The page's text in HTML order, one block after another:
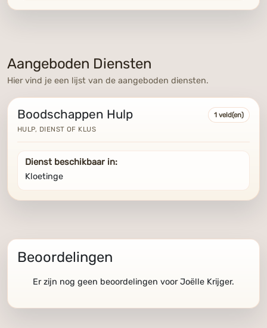
Aangeboden Diensten
Hier vind je een lijst van de aangeboden diensten.
Boodschappen Hulp
HULP, DIENST OF KLUS
1 veld(en)
Dienst beschikbaar in:
Kloetinge
Beoordelingen
Er zijn nog geen beoordelingen voor Joëlle Krijger.